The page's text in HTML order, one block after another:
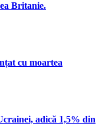
Britanie.
cu moartea
adică 1,5% din